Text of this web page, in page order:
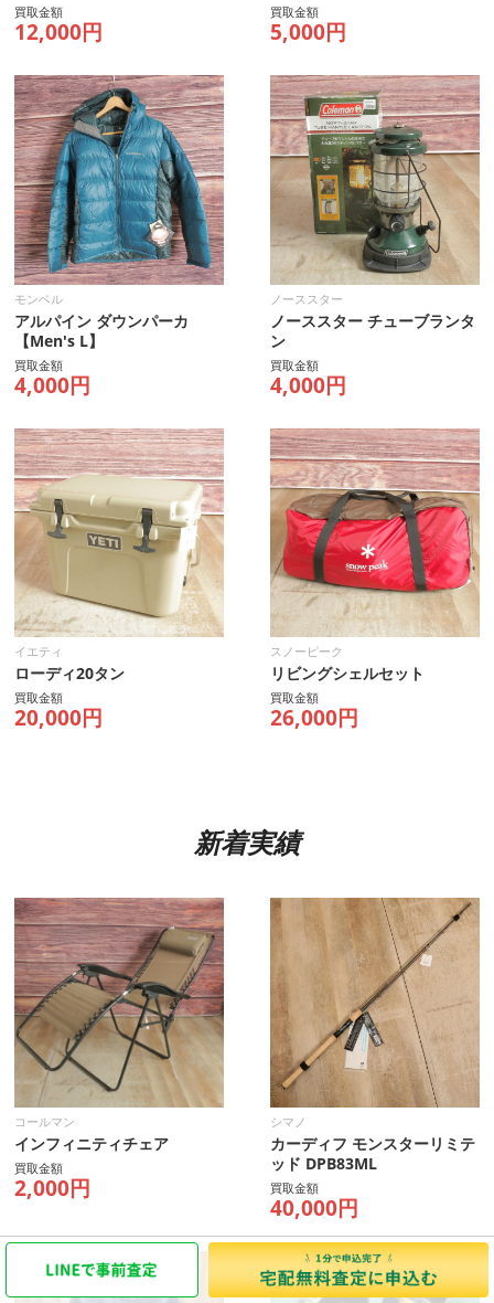
買取金額
12,000円
買取金額
5,000円
モンベル
アルパイン ダウンパーカ
【Men's L】
買取金額
4,000円
ノーススター
ノーススター チューブランタ
ン
買取金額
4,000円
イエティ
ローディ20タン
買取金額
20,000円
スノーピーク
リビングシェルセット
買取金額
26,000円
新着実績
コールマン
インフィニティチェア
買取金額
2,000円
シマノ
カーディフ モンスターリミテ
ッド DPB83ML
買取金額
40,000円